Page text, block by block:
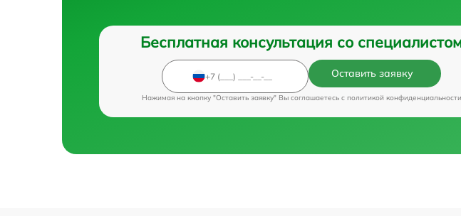
Бесплатная консультация со
Оставить заявку
Нажимая на кнопку "Оставить заявку" Вы соглашаетесь c политикой конфиденциальности